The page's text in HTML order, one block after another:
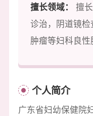
擅长领域：
擅
诊治，阴道镜
肿瘤等妇科良性
个人简介
广东省妇幼保健院